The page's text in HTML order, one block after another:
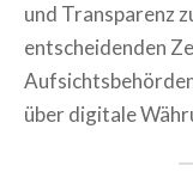
und Transparenz
entscheidenden
über digitale